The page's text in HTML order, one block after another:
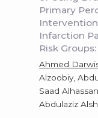
Primary
Infarction
Risk
Ahmed
Alzoobiy,
Saad
Abdulaziz